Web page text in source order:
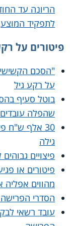
הריונה עד
לתפקיד המוצע
פיטורים על
"הסכם
על רקע גיל
בוטל סעיף
שהפלה
30 אלף ש"ח
גילה
פיצויים
פיטורים או
מהווים
הסדרי
עובד רשאי